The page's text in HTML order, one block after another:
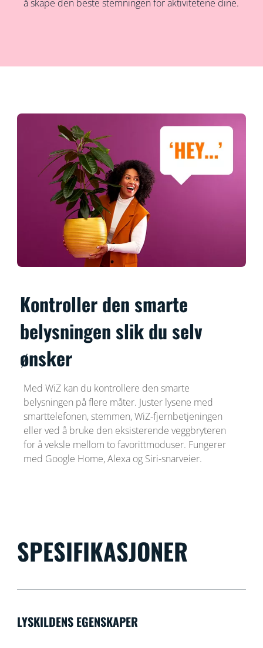
å skape den beste stemningen for aktivitetene dine.
Kontroller den smarte
belysningen slik du selv
ønsker
Med WiZ kan du kontrollere den smarte
belysningen på flere måter. Juster lysene med
smarttelefonen, stemmen, WiZ-fjernbetjeningen
eller ved å bruke den eksisterende veggbryteren
for å veksle mellom to favorittmoduser. Fungerer
med Google Home, Alexa og Siri-snarveier.
SPESIFIKASJONER
LYSKILDENS EGENSKAPER